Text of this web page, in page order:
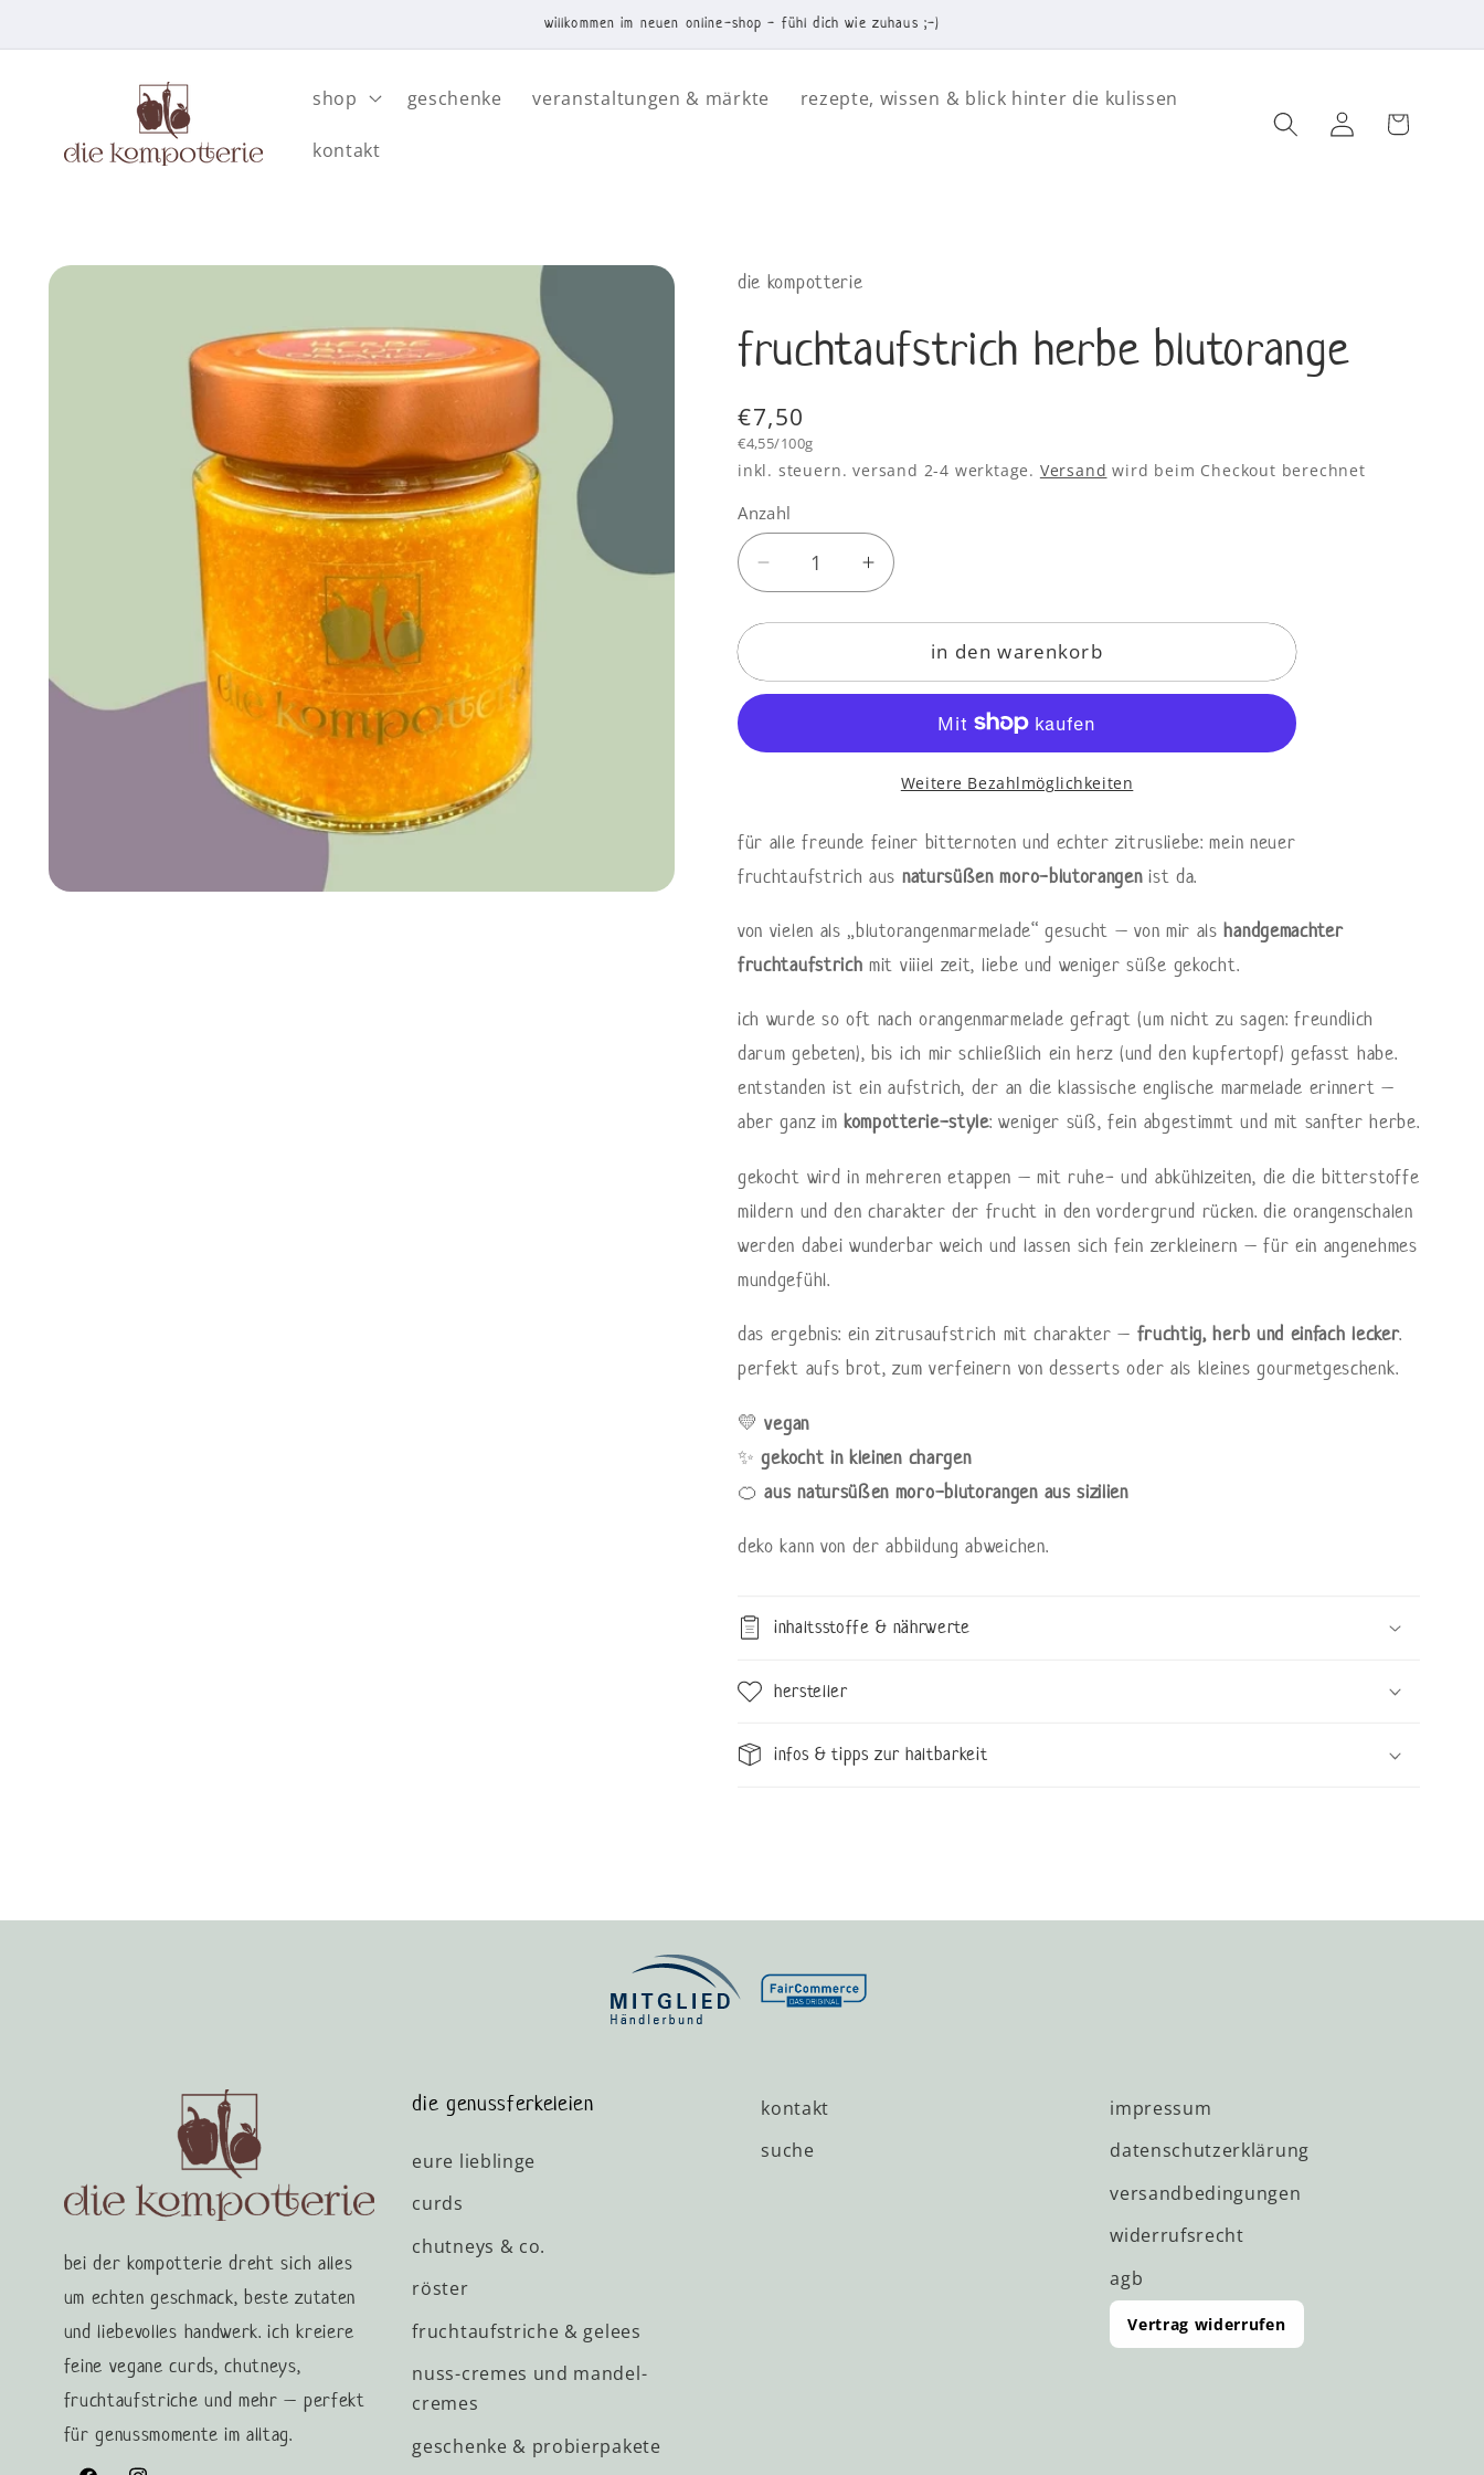
Inhalt
willkommen im neuen online-shop - fühl dich wie zuhaus ;-)
shop geschenke veranstaltungen & märkte rezepte, wissen & blick hinter die kulissen
kontakt
EinloggenWarenkorb
Zu
die kompotterie
fruchtaufstrich herbe blutorange
Normaler
Preis
€7,50
Grundpreis
€4,55/100g
inkl. steuern. versand 2-4 werktage. Versand wird beim Checkout berechnet
Anzahl
Anzahl
Verringere
die
Menge
fruchtaufstrich
Erhöhe
die
Menge
fruchtaufstrich
blutorange
in den warenkorb
Weitere Bezahlmöglichkeiten
für alle freunde feiner bitternoten und echter zitrusliebe: mein neuer
fruchtaufstrich aus natursüßen moro-blutorangenist da.
von vielen als „blutorangenmarmelade“ gesucht – von mir als handgemachter
fruchtaufstrich mit viiiel zeit, liebe und weniger süße gekocht.
ich wurde so oft nach orangenmarmelade gefragt (um nicht zu sagen: freundlich
darum gebeten), bis ich mir schließlich ein herz (und den kupfertopf) gefasst habe.
entstanden ist ein aufstrich, der an die klassische englische marmelade erinnert –
aber ganz imkompotterie-style: weniger süß, fein abgestimmt und mit sanfter herbe.
gekocht wird in mehreren etappen – mit ruhe- und abkühlzeiten, die die bitterstoffe
mildern und den charakter der frucht in den vordergrund rücken. die orangenschalen
werden dabei wunderbar weich und lassen sich fein zerkleinern – für ein angenehmes
mundgefühl.
das ergebnis: ein zitrusaufstrich mit charakter – fruchtig, herb und einfach lecker.
perfekt aufs brot, zum verfeinern von desserts oder als kleines gourmetgeschenk.
💛vegan
✨gekocht in kleinen chargen
🍊aus natursüßen moro-blutorangen aus sizilien
deko kann von der abbildung abweichen.
inhaltsstoffe & nährwerte
hersteller
infos & tipps zur haltbarkeit
bei der kompotterie dreht sich alles
um echten geschmack, beste zutaten
und liebevolles handwerk. ich kreiere
feine vegane curds, chutneys,
fruchtaufstriche und mehr – perfekt
für genussmomente im alltag.
die genussferkeleien
eure lieblinge
curds
chutneys & co.
röster
fruchtaufstriche & gelees
nuss-cremes und mandel-
cremes
geschenke & probierpakete
kontakt
suche
impressum
datenschutzerklärung
versandbedingungen
widerrufsrecht
agb
Vertrag widerrufen